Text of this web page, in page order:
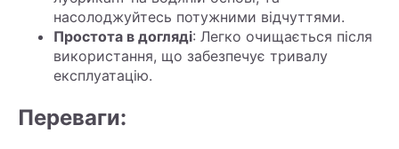
насолоджуйтесь потужними відчуттями.
Простота в догляді: Легко очищається після
використання, що забезпечує тривалу
експлуатацію.
Переваги: